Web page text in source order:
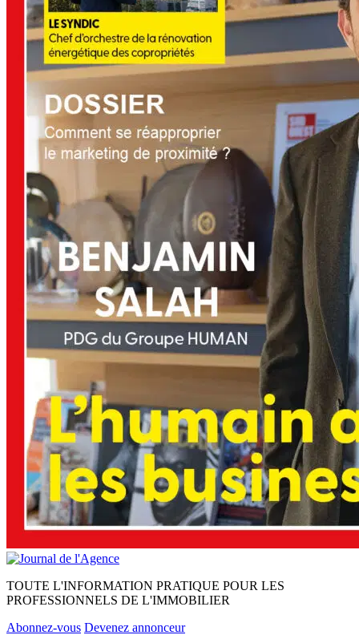
TOUTE L'INFORMATION PRATIQUE POUR LES
PROFESSIONNELS DE L'IMMOBILIER
Abonnez-vous Devenez annonceur